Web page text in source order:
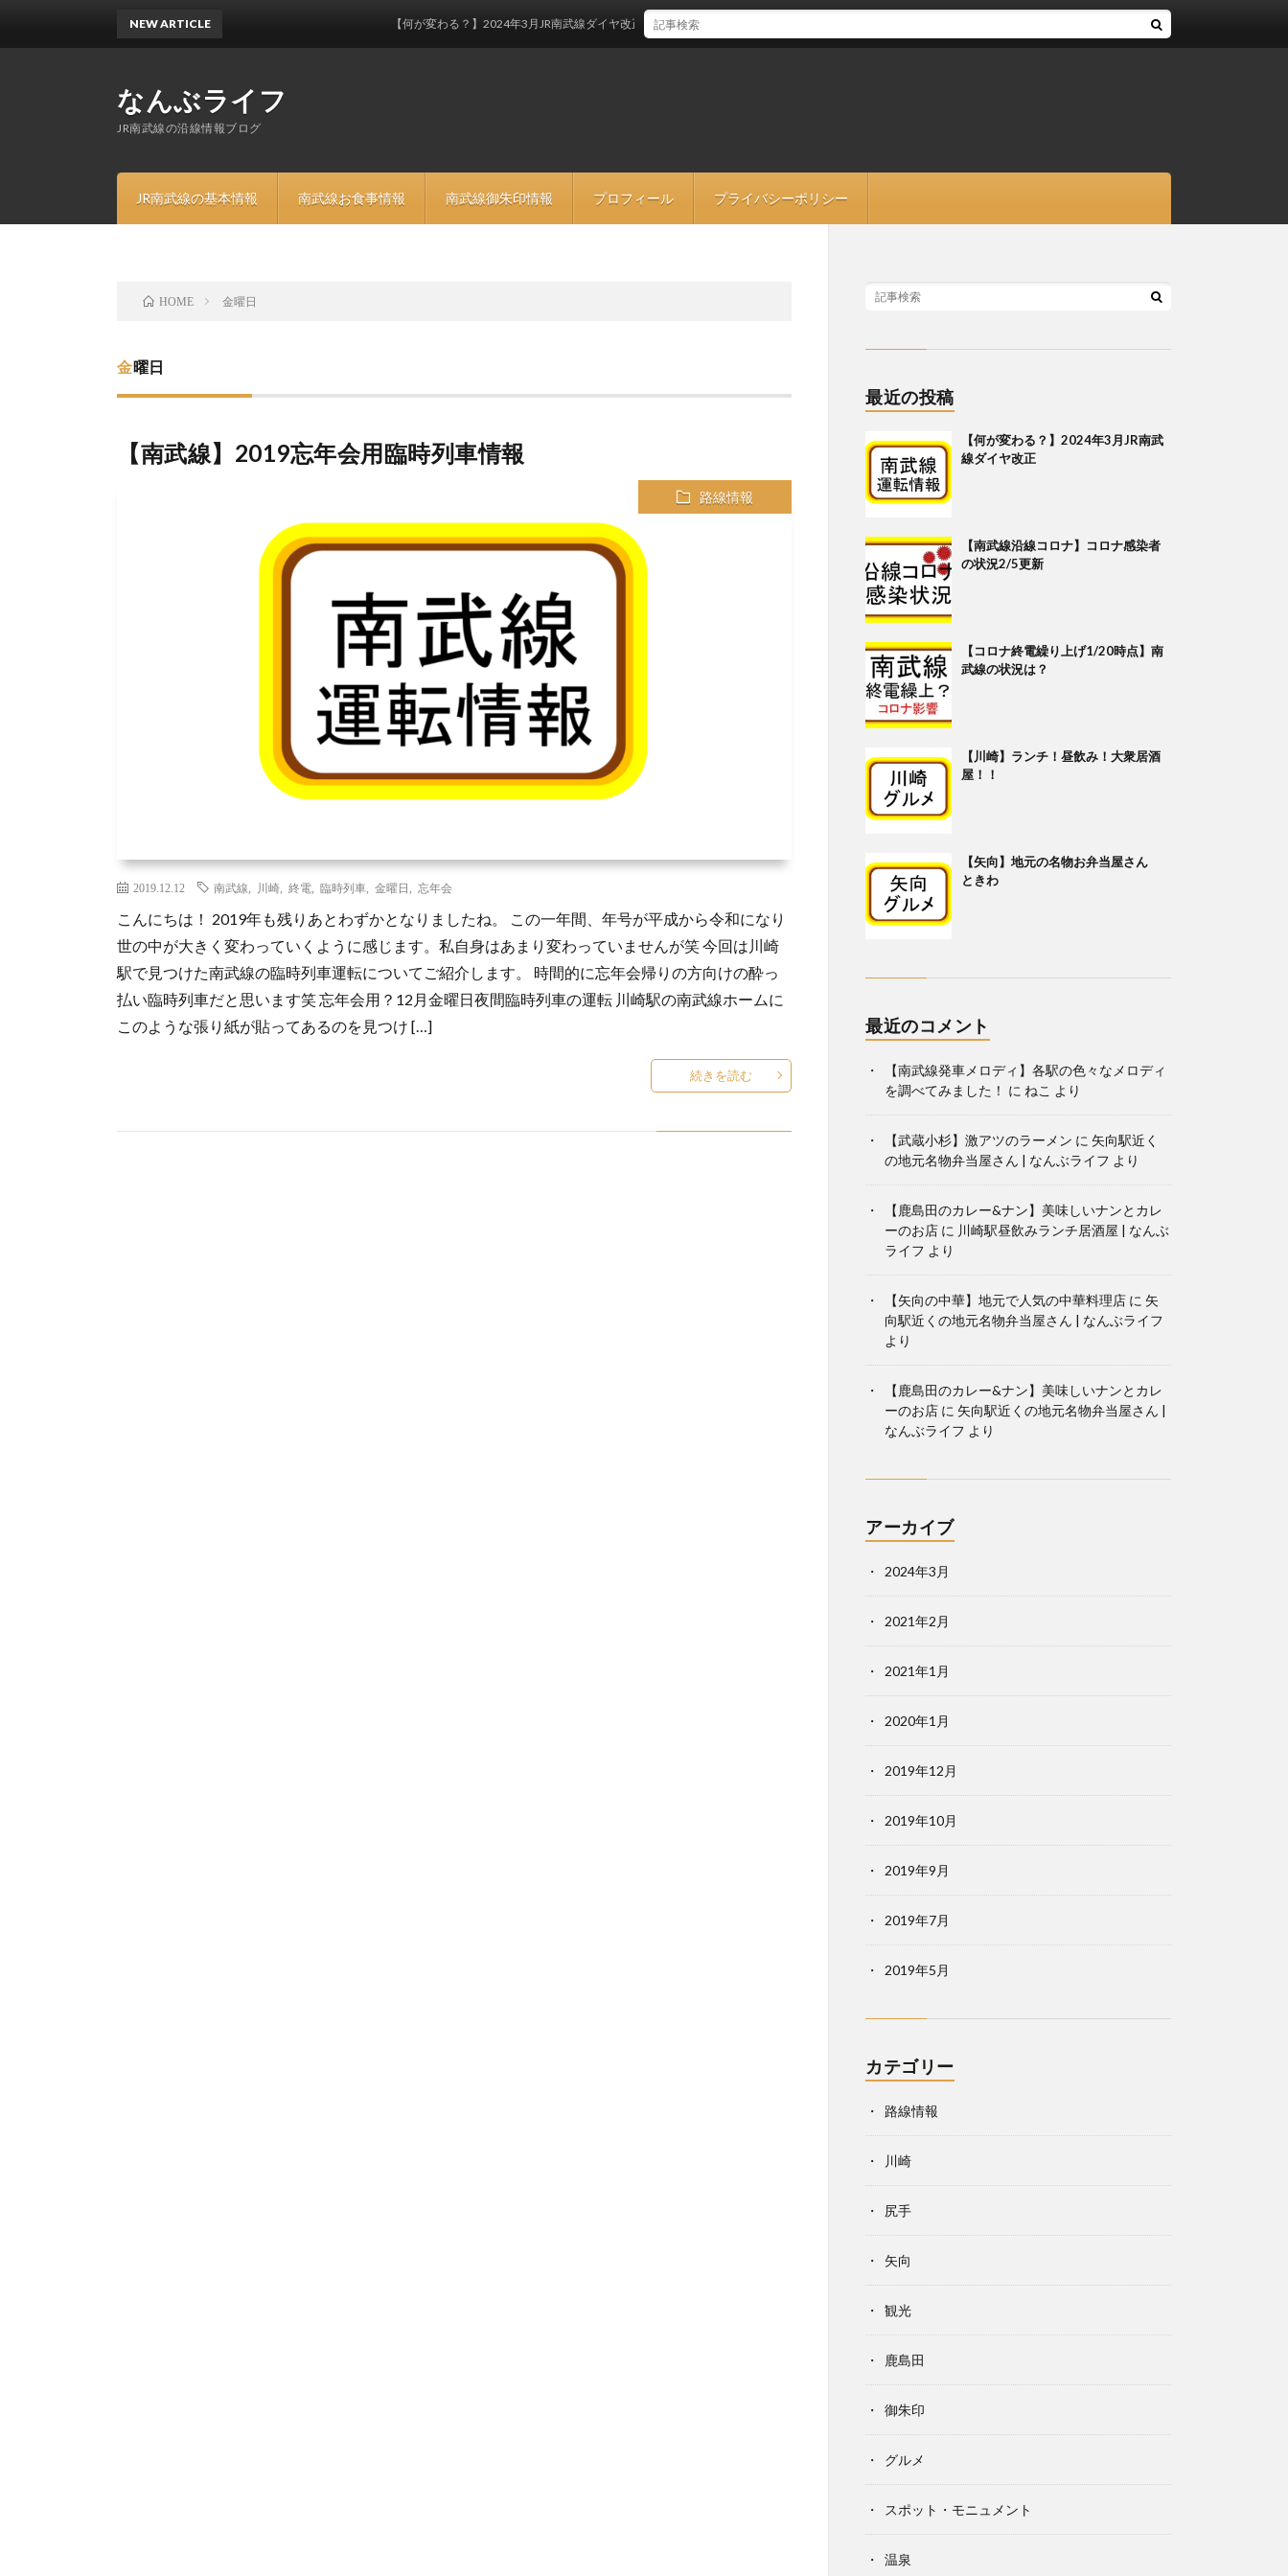
なんぶライフ
JR南武線の沿線情報ブログ
JR南武線の基本情報 南武線お食事情報 南武線御朱印情報 プロフィール プライバシーポリシー
NEW ARTICLE 【何が変わる？】2024年3月JR南武線ダイヤ改正
HOME 金曜日
金曜日
【南武線】2019忘年会用臨時列車情報
路線情報
2019.12.12 南武線 川崎 終電 臨時列車 金曜日 忘年会
こんにちは！ 2019年も残りあとわずかとなりましたね。 この一年間、年号が平成から令和になり
世の中が大きく変わっていくように感じます。私自身はあまり変わっていませんが笑 今回は川崎
駅で見つけた南武線の臨時列車運転についてご紹介します。 時間的に忘年会帰りの方向けの酔っ
払い臨時列車だと思います笑 忘年会用？12月金曜日夜間臨時列車の運転 川崎駅の南武線ホームに
このような張り紙が貼ってあるのを見つけ […]
続きを読む
最近の投稿
【何が変わる？】2024年3月JR南武
線ダイヤ改正
【南武線沿線コロナ】コロナ感染者
の状況2/5更新
【コロナ終電繰り上げ1/20時点】南
武線の状況は？
【川崎】ランチ！昼飲み！大衆居酒
屋！！
【矢向】地元の名物お弁当屋さん
ときわ
最近のコメント
【南武線発車メロディ】各駅の色々なメロディ
を調べてみました！ に ねこ より
【武蔵小杉】激アツのラーメン に 矢向駅近く
の地元名物弁当屋さん | なんぶライフ より
【鹿島田のカレー&ナン】美味しいナンとカレ
ーのお店 に 川崎駅昼飲みランチ居酒屋 | なんぶ
ライフ より
【矢向の中華】地元で人気の中華料理店 に 矢
向駅近くの地元名物弁当屋さん | なんぶライフ
より
【鹿島田のカレー&ナン】美味しいナンとカレ
ーのお店 に 矢向駅近くの地元名物弁当屋さん |
なんぶライフ より
アーカイブ
2024年3月
2021年2月
2021年1月
2020年1月
2019年12月
2019年10月
2019年9月
2019年7月
2019年5月
カテゴリー
路線情報
川崎
尻手
矢向
観光
鹿島田
御朱印
グルメ
スポット・モニュメント
温泉